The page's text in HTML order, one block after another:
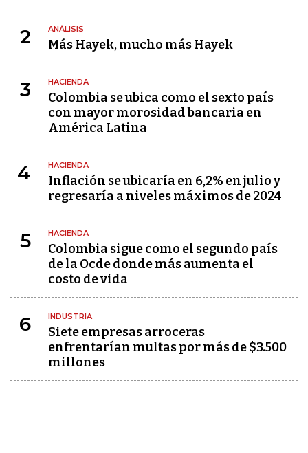
2 ANÁLISIS
Más Hayek, mucho más Hayek
3 HACIENDA
Colombia se ubica como el sexto país
con mayor morosidad bancaria en
América Latina
4 HACIENDA
Inflación se ubicaría en 6,2% en julio y
regresaría a niveles máximos de 2024
5 HACIENDA
Colombia sigue como el segundo país
de la Ocde donde más aumenta el
costo de vida
6 INDUSTRIA
Siete empresas arroceras
enfrentarían multas por más de $3.500
millones